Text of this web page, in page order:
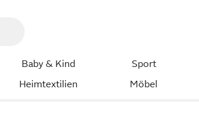
Baby & Kind Sport
Heimtextilien Möbel